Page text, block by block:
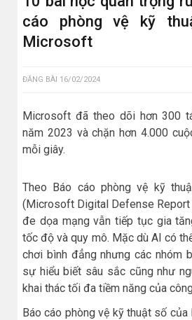
cáo phòng vệ kỹ
Microsoft
ĐĂNG BÀI 16/02/2024
Microsoft đã theo dõi hơn 300
năm 2023 và chặn hơn 4.000
mỗi giây.
Theo Báo cáo phòng vệ kỹ
(Microsoft Digital Defense Report
đe dọa mạng vẫn tiếp tục gia
tốc độ và quy mô. Mặc dù AI có
chơi bình đẳng nhưng các nhóm
sự hiểu biết sâu sắc cũng như
khai thác tối đa tiềm năng của
Báo cáo phòng vệ kỹ thuật số